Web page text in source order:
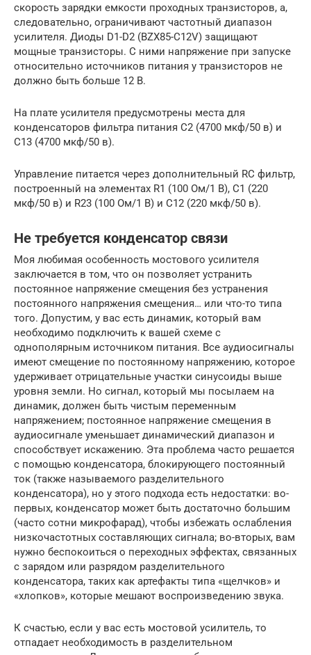
скорость зарядки емкости проходных транзисторов, а,
следовательно, ограничивают частотный диапазон
усилителя. Диоды D1-D2 (BZX85-C12V) защищают
мощные транзисторы. С ними напряжение при запуске
относительно источников питания у транзисторов не
должно быть больше 12 В.
На плате усилителя предусмотрены места для
конденсаторов фильтра питания С2 (4700 мкф/50 в) и
C13 (4700 мкф/50 в).
Управление питается через дополнительный RC фильтр,
построенный на элементах R1 (100 Ом/1 В), С1 (220
мкф/50 в) и R23 (100 Ом/1 В) и C12 (220 мкф/50 в).
Не требуется конденсатор связи
Моя любимая особенность мостового усилителя
заключается в том, что он позволяет устранить
постоянное напряжение смещения без устранения
постоянного напряжения смещения… или что-то типа
того. Допустим, у вас есть динамик, который вам
необходимо подключить к вашей схеме с
однополярным источником питания. Все аудиосигналы
имеют смещение по постоянному напряжению, которое
удерживает отрицательные участки синусоиды выше
уровня земли. Но сигнал, который мы посылаем на
динамик, должен быть чистым переменным
напряжением; постоянное напряжение смещения в
аудиосигнале уменьшает динамический диапазон и
способствует искажению. Эта проблема часто решается
с помощью конденсатора, блокирующего постоянный
ток (также называемого разделительного
конденсатора), но у этого подхода есть недостатки: во-
первых, конденсатор может быть достаточно большим
(часто сотни микрофарад), чтобы избежать ослабления
низкочастотных составляющих сигнала; во-вторых, вам
нужно беспокоиться о переходных эффектах, связанных
с зарядом или разрядом разделительного
конденсатора, таких как артефакты типа «щелчков» и
«хлопков», которые мешают воспроизведению звука.
К счастью, если у вас есть мостовой усилитель, то
отпадает необходимость в разделительном